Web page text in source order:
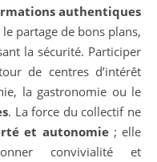
authentiques
partage de bons plans,
la sécurité. Participer
de centres d’intérêt
la gastronomie ou le
. La force du collectif ne
et autonomie; elle
convivialité et